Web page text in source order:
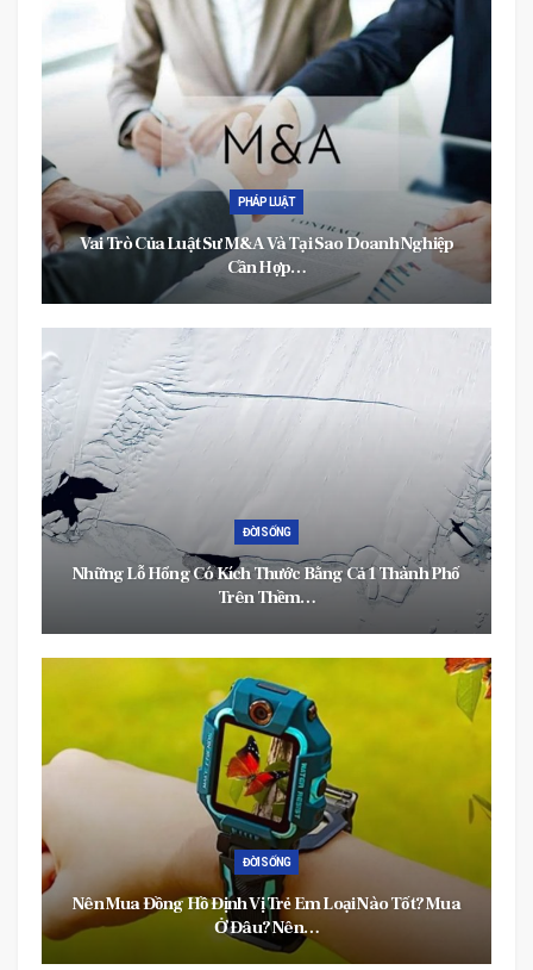
Mua
Hướng Dẫn Tập Gym Cho Người Mới Bắt Đầu Tránh
Chấn Thương…
Cập Nhật KQXS Vietlott Siêu Nhanh, Siêu Chính Xác Tại
Xổ Số…
4 Tư Duy Sai Lầm Khiến Bạn Khó Tìm Được Việc Làm
Phù Hợp 4…